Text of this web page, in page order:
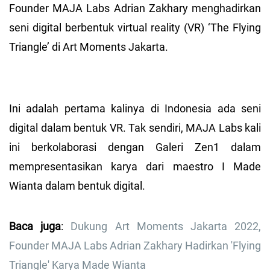
Founder MAJA Labs Adrian Zakhary menghadirkan
seni digital berbentuk virtual reality (VR) ‘The Flying
Triangle’ di Art Moments Jakarta.
Ini adalah pertama kalinya di Indonesia ada seni
digital dalam bentuk VR. Tak sendiri, MAJA Labs kali
ini berkolaborasi dengan Galeri Zen1 dalam
mempresentasikan karya dari maestro I Made
Wianta dalam bentuk digital.
Baca juga: Dukung Art Moments Jakarta 2022,
Founder MAJA Labs Adrian Zakhary Hadirkan 'Flying
Triangle' Karya Made Wianta